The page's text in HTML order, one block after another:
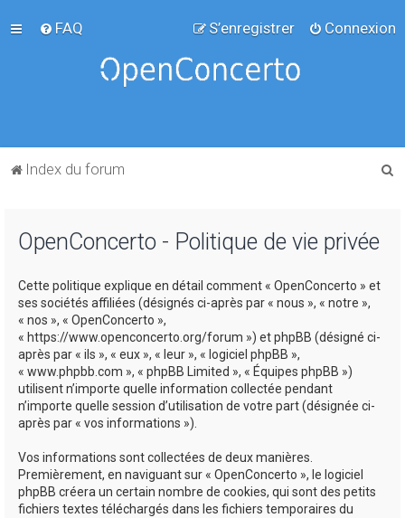
FAQ Connexion
S’enregistrer
Index du forum
OpenConcerto - Politique de vie privée
Cette politique explique en détail comment « OpenConcerto » et
ses sociétés affiliées (désignés ci-après par « nous », « notre »,
« nos », « OpenConcerto »,
« https://www.openconcerto.org/forum ») et phpBB (désigné ci-
après par « ils », « eux », « leur », « logiciel phpBB »,
« www.phpbb.com », « phpBB Limited », « Équipes phpBB »)
utilisent n’importe quelle information collectée pendant
n’importe quelle session d’utilisation de votre part (désignée ci-
après par « vos informations »).
Vos informations sont collectées de deux manières.
Premièrement, en naviguant sur « OpenConcerto », le logiciel
phpBB créera un certain nombre de cookies, qui sont des petits
fichiers textes téléchargés dans les fichiers temporaires du